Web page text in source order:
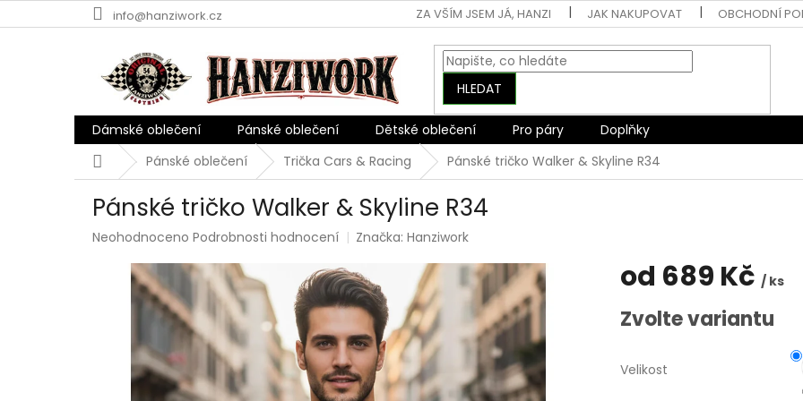
na
info@hanziwork.cz ZA VŠÍM JSEM JÁ, HANZI JAK NAKUPOVAT OBCHODNÍ
HLEDAT
Dámské oblečení Pánské oblečení Dětské oblečení Pro páry
Doplňky
DomůPánské oblečení Trička Cars & Racing Pánské tričko Walker & Skyline R34
Pánské tričko Walker & Skyline R34
Průměrné
produktu
hvězdiček.
Neohodnoceno Podrobnosti hodnocení Značka:Hanziwork
od 689 Kč / ks
Měrná
cena:
Zvolte variantu
Velikost